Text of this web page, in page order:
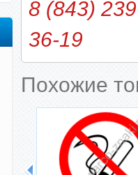
8 (843)
36-19
Похожие